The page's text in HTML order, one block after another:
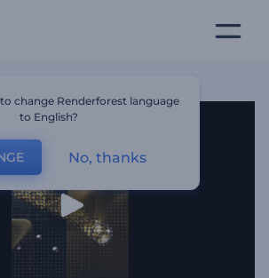
change Renderforest language
to English?
No, thanks